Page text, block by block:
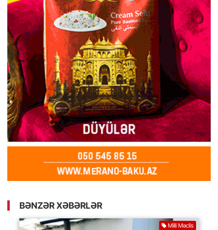
BƏNZƏR XƏBƏRLƏR
Milli Məclis